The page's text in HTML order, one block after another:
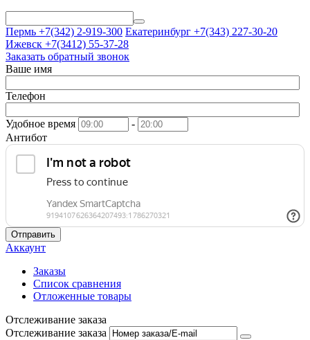
Пермь +7(342) 2-919-300 Екатеринбург +7(343) 227-30-20
Ижевск +7(3412) 55-37-28
Заказать обратный звонок
Ваше имя
Телефон
Удобное время
-
Антибот
Отправить
Аккаунт
Заказы
Список сравнения
Отложенные товары
Отслеживание заказа
Отслеживание заказа